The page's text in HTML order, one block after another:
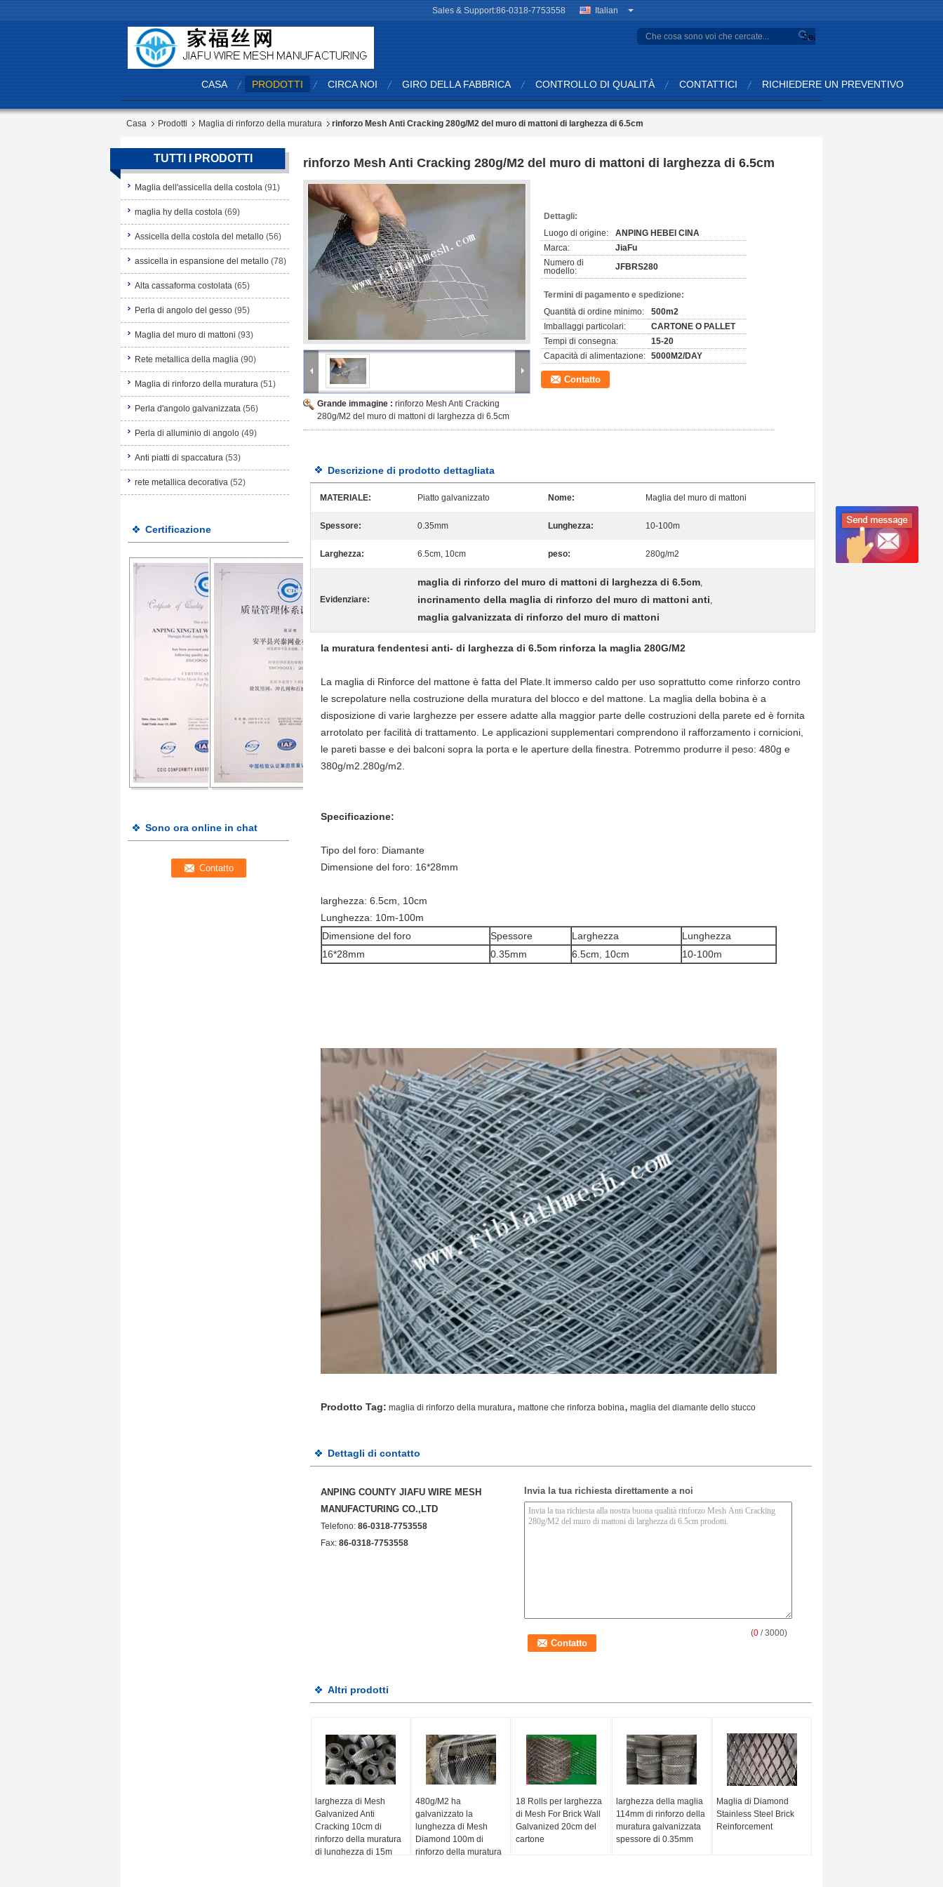
Sales & Support:86-0318-7753558 Italian
Search
CASA PRODOTTI CIRCA NOI GIRO DELLA FABBRICA CONTROLLO DI QUALITÀ CONTATTICI RICHIEDERE UN PREVENTIVO
Casa Prodotti Maglia di rinforzo della muratura rinforzo Mesh Anti Cracking 280g/M2 del muro di mattoni di larghezza di 6.5cm
TUTTI I PRODOTTI
Maglia dell'assicella della costola (91)
maglia hy della costola (69)
Assicella della costola del metallo (56)
assicella in espansione del metallo (78)
Alta cassaforma costolata (65)
Perla di angolo del gesso (95)
Maglia del muro di mattoni (93)
Rete metallica della maglia (90)
Maglia di rinforzo della muratura (51)
Perla d'angolo galvanizzata (56)
Perla di alluminio di angolo (49)
Anti piatti di spaccatura (53)
rete metallica decorativa (52)
Certificazione
Sono ora online in chat
rinforzo Mesh Anti Cracking 280g/M2 del muro di mattoni di larghezza di 6.5cm
Grande immagine : rinforzo Mesh Anti Cracking
280g/M2 del muro di mattoni di larghezza di 6.5cm
Dettagli:
Luogo di origine:
ANPING HEBEI CINA
Marca:
JiaFu
Numero di
modello:
JFBRS280
Termini di pagamento e spedizione:
Quantità di ordine minimo:
500m2
Imballaggi particolari:
CARTONE O PALLET
Tempi di consegna:
15-20
Capacità di alimentazione: 5000M2/DAY
Contatto
Descrizione di prodotto dettagliata
MATERIALE: Piatto galvanizzato Nome: Maglia del muro di mattoni
Spessore: 0.35mm Lunghezza: 10-100m
Larghezza: 6.5cm, 10cm peso: 280g/m2
Evidenziare:
maglia di rinforzo del muro di mattoni di larghezza di 6.5cm,
incrinamento della maglia di rinforzo del muro di mattoni anti,
maglia galvanizzata di rinforzo del muro di mattoni
la muratura fendentesi anti- di larghezza di 6.5cm rinforza la maglia 280G/M2
La maglia di Rinforce del mattone è fatta del Plate.It immerso caldo per uso soprattutto come rinforzo contro
le screpolature nella costruzione della muratura del blocco e del mattone. La maglia della bobina è a
disposizione di varie larghezze per essere adatte alla maggior parte delle costruzioni della parete ed è fornita
arrotolato per facilità di trattamento. Le applicazioni supplementari comprendono il rafforzamento i cornicioni,
le pareti basse e dei balconi sopra la porta e le aperture della finestra. Potremmo produrre il peso: 480g e
380g/m2.280g/m2.
Specificazione:
Tipo del foro: Diamante
Dimensione del foro: 16*28mm
larghezza: 6.5cm, 10cm
Lunghezza: 10m-100m
Dimensione del foro
Spessore Larghezza
Lunghezza
16*28mm
0.35mm 6.5cm, 10cm 10-100m
Prodotto Tag: maglia di rinforzo della muratura, mattone che rinforza bobina, maglia del diamante dello stucco
Dettagli di contatto
ANPING COUNTY JIAFU WIRE MESH
MANUFACTURING CO.,LTD
Telefono: 86-0318-7753558
Fax: 86-0318-7753558
Invia la tua richiesta direttamente a noi
(0 / 3000)
Altri prodotti
larghezza di Mesh
Galvanized Anti
Cracking 10cm di
rinforzo della muratura
di lunghezza di 15m
480g/M2 ha
galvanizzato la
lunghezza di Mesh
Diamond 100m di
rinforzo della muratura
18 Rolls per larghezza
di Mesh For Brick Wall
Galvanized 20cm del
cartone
larghezza della maglia
114mm di rinforzo della
muratura galvanizzata
spessore di 0.35mm
Maglia di Diamond
Stainless Steel Brick
Reinforcement